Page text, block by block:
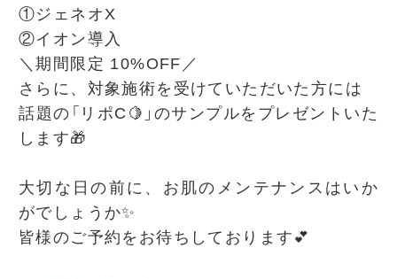
①ジェネオX
②イオン導入
＼期間限定 10%OFF／
さらに、対象施術を受けていただいた方には
話題の「リポC🍋」のサンプルをプレゼントいた
します🎁
大切な日の前に、お肌のメンテナンスはいか
がでしょうか✨
皆様のご予約をお待ちしております💕